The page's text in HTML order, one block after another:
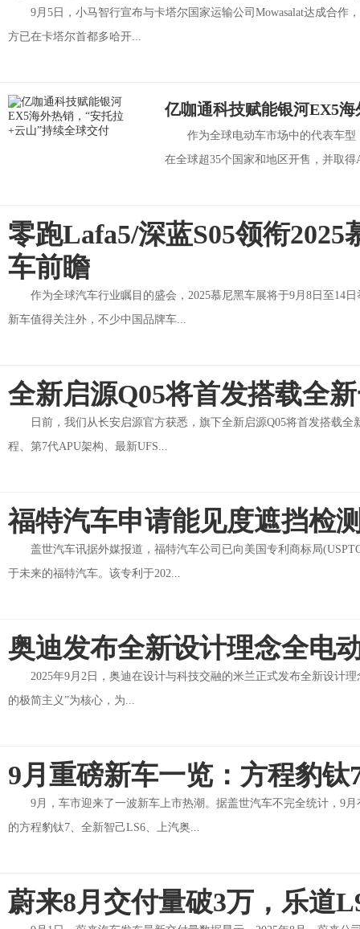
9月5日，小马智行宣布与卡塔尔国家运输公司Mowasalat达成合
方已在卡塔尔首都多哈开...
亿咖通科技赋能银河EX5
作为全球电动车市场中的代表车
在全球超35个国家和地区开售，并取
零跑Lafa5/深蓝S05领衔
车前瞻
作为全球汽车行业瞩目的盛会，2025慕尼黑车展将于9月8日至14
新车值得关注外，不少中国品牌车...
全新启源Q05将首发搭载全
日前，我们从长安启源官方获悉，旗下全新启源Q05将首发搭载
程、第7代APU架构、最新UFS...
福特汽车申请能见度遮挡检
盖世汽车讯据外媒报道，福特汽车公司已向美国专利商标局
于未来的福特汽车。该专利于202...
奥迪发布全新设计理念全电
2025年9月2日，奥迪在设计与科技交融的米兰正式发布全新设计
的极简主义”为核心，为...
9月重磅新车一览：方程豹
9月，车市迎来了一波新车上市热潮。据盖世汽车不完全统计，9
的方程豹钛7、全新智己LS6、上汽奥...
蔚来8月交付量破3万，乐道